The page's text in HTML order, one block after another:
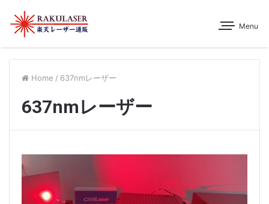
Menu
Home / 637nmレーザー
637nmレーザー